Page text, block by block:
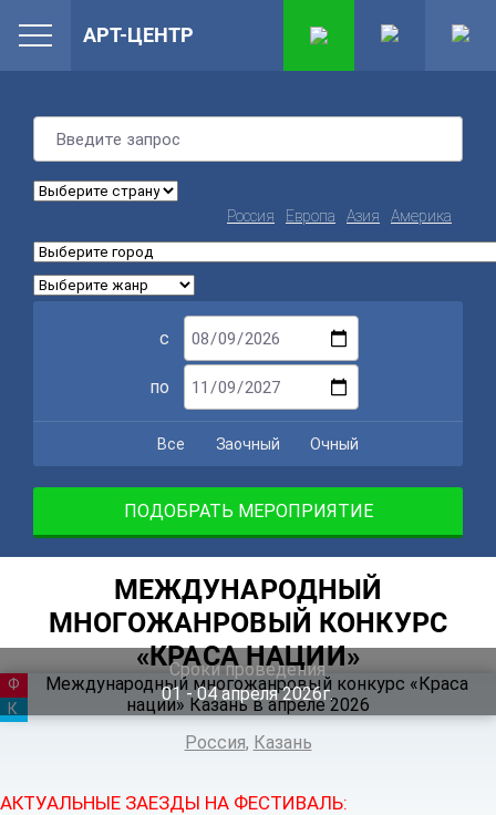
Россия Европа Азия Америка
с
по
Все Заочный Очный
ПОДОБРАТЬ МЕРОПРИЯТИЕ
МЕЖДУНАРОДНЫЙ
МНОГОЖАНРОВЫЙ КОНКУРС
«КРАСА НАЦИИ»
Сроки проведения
01 ‐ 04апреля 2026г.
ФЕСТИВАЛЬ
КАНИКУЛЫ
Россия, Казань
АКТУАЛЬНЫЕ ЗАЕЗДЫ НА ФЕСТИВАЛЬ:
АРТ-ЦЕНТР